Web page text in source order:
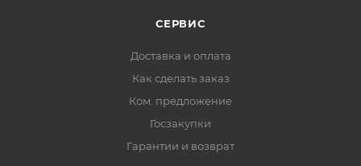
СЕРВИС
Доставка и оплата
Как сделать заказ
Ком. предложение
Госзакупки
Гарантии и возврат